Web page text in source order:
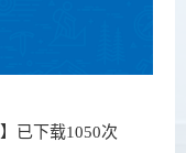
】已下载1050次